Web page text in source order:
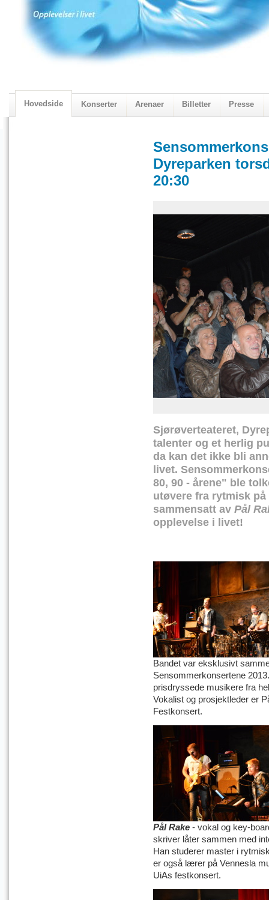
Hovedside Konserter Arenaer Billetter Presse
Dyreparken
20:30
Sjørøverteateret,
talenter og et herlig
da kan det ikke bli
livet.
80, 90 - årene" ble
utøvere fra rytmisk
sammensatt av Pål
opplevelse i livet!
Bandet var eksklusivt
Sensommerkonsertene
prisdryssede musikere fra
Vokalist og prosjektleder er
Festkonsert.
Pål Rake - vokal og key-
skriver låter sammen med
Han studerer master i
er også lærer på Vennesla
UiAs festkonsert.